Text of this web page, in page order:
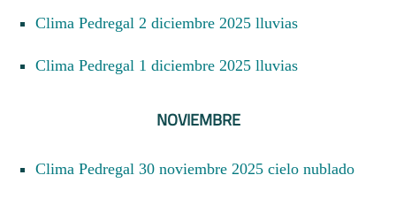
Clima Pedregal 2 diciembre 2025 lluvias
Clima Pedregal 1 diciembre 2025 lluvias
NOVIEMBRE
Clima Pedregal 30 noviembre 2025 cielo nublado